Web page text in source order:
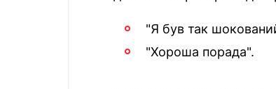
"Я був так
"Хороша порада".